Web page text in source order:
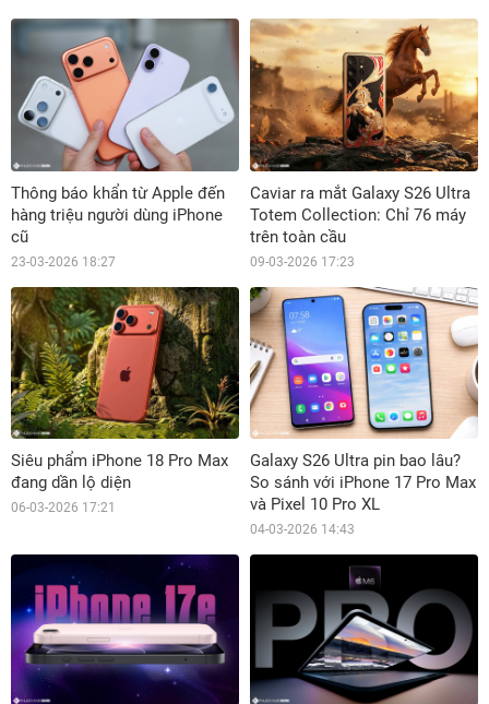
Thông báo khẩn từ Apple đến
hàng triệu người dùng iPhone
cũ
23-03-2026 18:27
Caviar ra mắt Galaxy S26 Ultra
Totem Collection: Chỉ 76 máy
trên toàn cầu
09-03-2026 17:23
Siêu phẩm iPhone 18 Pro Max
đang dần lộ diện
06-03-2026 17:21
Galaxy S26 Ultra pin bao lâu?
So sánh với iPhone 17 Pro Max
và Pixel 10 Pro XL
04-03-2026 14:43